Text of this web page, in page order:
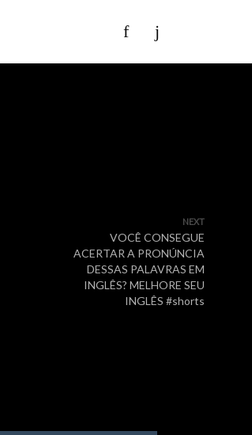
NEXT
VOCÊ CONSEGUE
ACERTAR A PRONÚNCIA
DESSAS PALAVRAS EM
INGLÊS? MELHORE SEU
INGLÊS #shorts